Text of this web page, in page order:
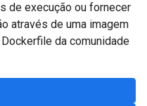
de execução ou fornecer
através de uma imagem
da comunidade